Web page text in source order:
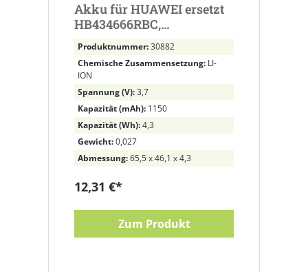
Akku für HUAWEI ersetzt
HB434666RBC,
HB434666RAW
Produktnummer:30882
Chemische Zusammensetzung: LI-
ION
Spannung (V):3,7
Kapazität (mAh): 1150
Kapazität (Wh):4,3
Gewicht:0,027
Abmessung:65,5 x 46,1 x 4,3
12,31 €*
Zum Produkt